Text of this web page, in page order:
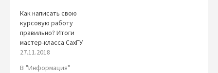
Как написать свою
курсовую работу
правильно? Итоги
мастер-класса СахГУ
27.11.2018
В "Информация"